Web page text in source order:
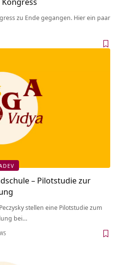
zu Ende gegangen. Hier ein paar
– Pilotstudie zur
stellen eine Pilotstudie zum
bei…